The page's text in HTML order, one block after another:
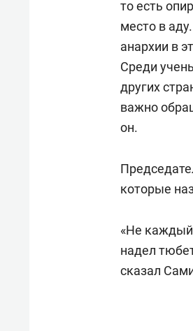
то есть
место в
анархии в
Среди
других
важно
он.
которые
«Не
надел
сказал